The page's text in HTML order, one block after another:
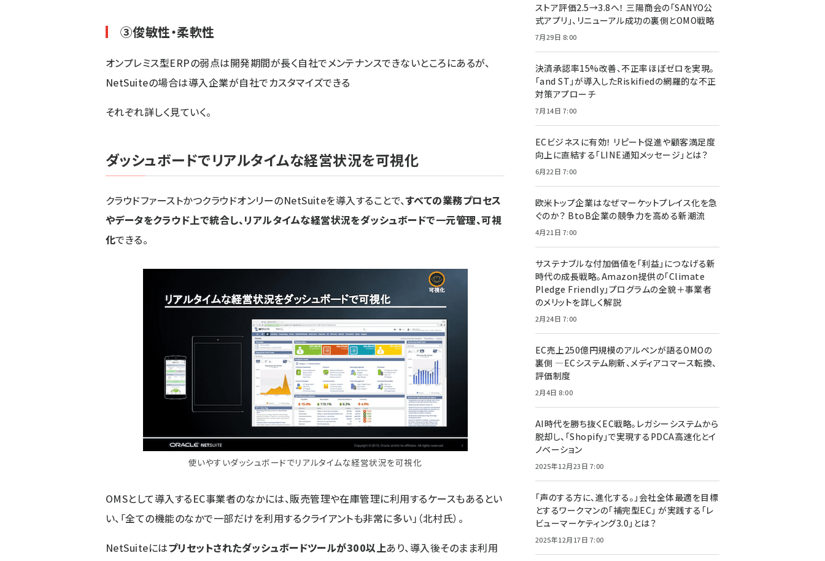
③俊敏性・柔軟性
オンプレミス型ERPの弱点は開発期間が長く自社でメンテナンスできないところにあるが、
NetSuiteの場合は導入企業が自社でカスタマイズできる
それぞれ詳しく見ていく。
ダッシュボードでリアルタイムな経営状況を可視化
クラウドファーストかつクラウドオンリーのNetSuiteを導入することで、すべての業務プロセス
やデータをクラウド上で統合し、リアルタイムな経営状況をダッシュボードで一元管理、可視
化できる。
使いやすいダッシュボードでリアルタイムな経営状況を可視化
OMSとして導入するEC事業者のなかには、販売管理や在庫管理に利用するケースもあるとい
い、「全ての機能のなかで一部だけを利用するクライアントも非常に多い」（北村氏）。
NetSuiteにはプリセットされたダッシュボードツールが300以上あり、導入後そのまま利用
ストア評価2.5→3.8へ！ 三陽商会の「SANYO公
式アプリ」、リニューアル成功の裏側とOMO戦略
7月29日 8:00
決済承認率15%改善、不正率ほぼゼロを実現。
「and ST」が導入したRiskifiedの網羅的な不正
対策アプローチ
7月14日 7:00
ECビジネスに有効！ リピート促進や顧客満足度
向上に直結する「LINE通知メッセージ」とは？
6月22日 7:00
欧米トップ企業はなぜマーケットプレイス化を急
ぐのか？ BtoB企業の競争力を高める新潮流
4月21日 7:00
サステナブルな付加価値を「利益」につなげる新
時代の成長戦略。Amazon提供の「Climate
Pledge Friendly」プログラムの全貌＋事業者
のメリットを詳しく解説
2月24日 7:00
EC売上250億円規模のアルペンが語るOMOの
裏側 ―ECシステム刷新、メディアコマース転換、
評価制度
2月4日 8:00
AI時代を勝ち抜くEC戦略。レガシーシステムから
脱却し、「Shopify」で実現するPDCA高速化とイ
ノベーション
2025年12月23日 7:00
「声のする方に、進化する。」会社全体最適を目標
とするワークマンの「補完型EC」 が実践する「レ
ビューマーケティング3.0」とは？
2025年12月17日 7:00